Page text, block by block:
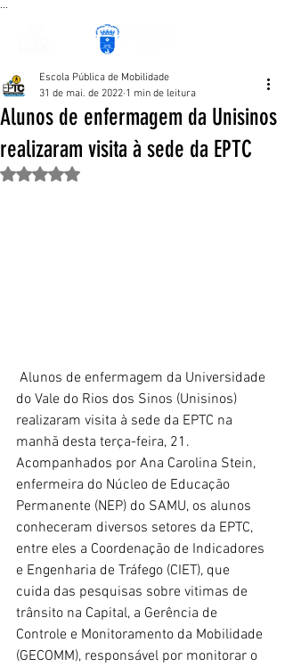
Alunos de enfermagem da Unisinos
realizaram visita à sede da EPTC
Escola Pública de Mobilidade
31 de mai. de 2022 1 min de leitura
Avaliado com NaN de 5 estrelas.
do Vale do Rios dos Sinos (Unisinos)
realizaram visita à sede da EPTC na
manhã desta terça-feira, 21.
Acompanhados por Ana Carolina Stein,
enfermeira do Núcleo de Educação
Permanente (NEP) do SAMU, os alunos
conheceram diversos setores da EPTC,
entre eles a Coordenação de Indicadores
e Engenharia de Tráfego (CIET), que
cuida das pesquisas sobre vitimas de
trânsito na Capital, a Gerência de
Controle e Monitoramento da Mobilidade
(GECOMM), responsável por monitorar o